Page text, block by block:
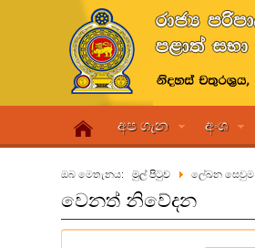
අප ගැන අංශ
ඔබ මෙතැනය: මුල් පිටුව ලේඛන සෙවුම
වෙනත් නිවේදන